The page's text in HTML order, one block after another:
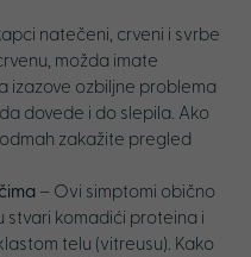
natečeni, crveni i svrbe
možda imate
izazove ozbiljne problema
dovede i do slepila. Ako
zakažite pregled
– Ovi simptomi obično
stvari komadići proteina i
telu (vitreusu). Kako